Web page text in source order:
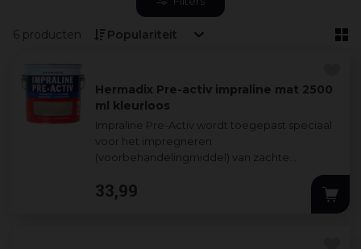
6 producten
Hermadix Pre-activ impraline mat 2500
ml kleurloos
Impraline Pre-Activ wordt toegepast speciaal
voor het impregneren
(voorbehandelingmiddel) van zachte
houtsoorten zoals vuren en grenen. Zoals op
kozijnen, deuren, rabat
33,99